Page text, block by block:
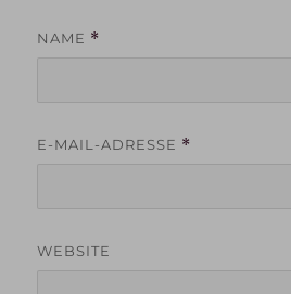
NAME *
E-MAIL-ADRESSE *
WEBSITE